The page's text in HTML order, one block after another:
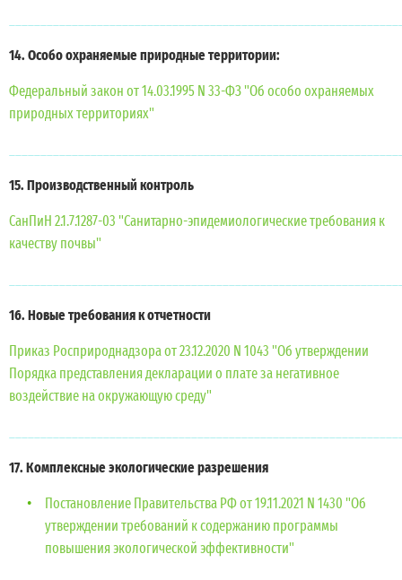
14. Особо охраняемые природные территории:
Федеральный закон от 14.03.1995 N 33-ФЗ "Об особо охраняемых
природных территориях"
15. Производственный контроль
СанПиН 2.1.7.1287-03 "Санитарно-эпидемиологические требования к
качеству почвы"
16. Новые требования к отчетности
Приказ Росприроднадзора от 23.12.2020 N 1043 "Об утверждении
Порядка представления декларации о плате за негативное
воздействие на окружающую среду"
17. Комплексные экологические разрешения
Постановление Правительства РФ от 19.11.2021 N 1430 "Об
утверждении требований к содержанию программы
повышения экологической эффективности"